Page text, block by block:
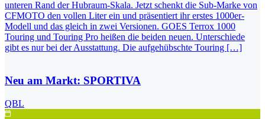
unteren Rand der Hubraum-Skala. Jetzt schenkt die Sub-Marke von
CFMOTO den vollen Liter ein und präsentiert ihr erstes 1000er-
Modell und das gleich in zwei Versionen. GOES Terrox 1000
Touring und Touring Pro heißen die beiden neuen. Unterschiede
gibt es nur bei der Ausstattung. Die aufgehübschte Touring […]
Neu am Markt: SPORTIVA
QBL